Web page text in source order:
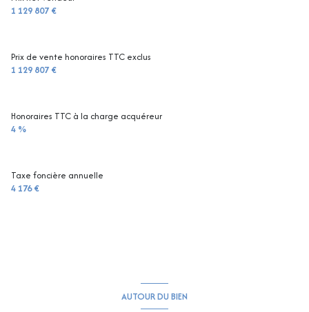
1 129 807 €
Prix de vente honoraires TTC exclus
1 129 807 €
Honoraires TTC à la charge acquéreur
4 %
Taxe foncière annuelle
4 176 €
AUTOUR DU BIEN